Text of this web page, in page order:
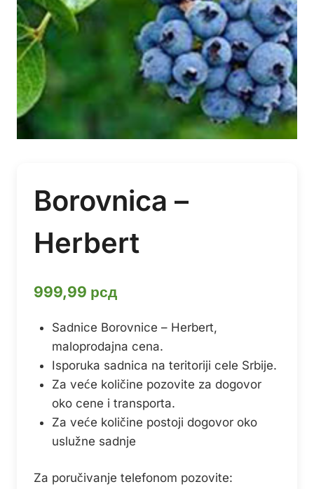
Borovnica –
Herbert
999,99 рсд
Sadnice Borovnice – Herbert,
maloprodajna cena.
Isporuka sadnica na teritoriji cele Srbije.
Za veće količine pozovite za dogovor
oko cene i transporta.
Za veće količine postoji dogovor oko
uslužne sadnje
Za poručivanje telefonom pozovite: